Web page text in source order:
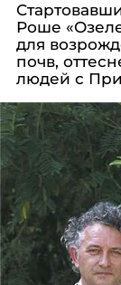
Роше
для
почв,
людей с